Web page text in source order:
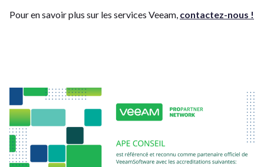
Pour en savoir plus sur les services Veeam, contactez-nous !